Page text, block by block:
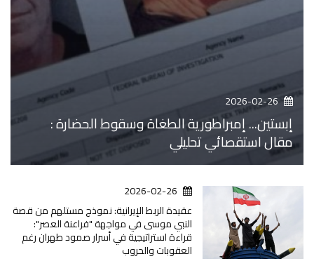
2026-02-26
إبستين... إمبراطورية الطغاة وسقوط الحضارة :
مقال استقصائي تحليلي
2026-02-26
عقيدة الربط الإيرانية: نموذج مستلهم من قصة
النبي موسى في مواجهة "فراعنة العصر":
قراءة استراتيجية في أسرار صمود طهران رغم
العقوبات والحروب